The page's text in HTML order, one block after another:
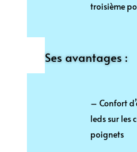
troisième
Ses avantages :
– Confort
leds sur les
poignets